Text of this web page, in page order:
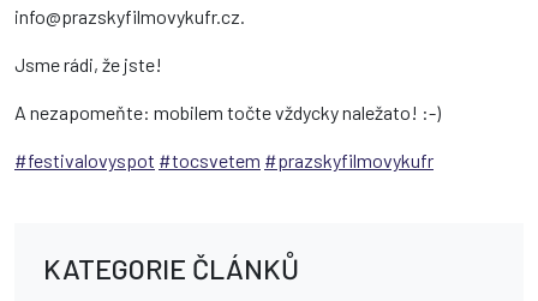
info@prazskyfilmovykufr.cz.
Jsme rádi, že jste!
A nezapomeňte: mobilem točte vždycky naležato! :-)
#festivalovyspot #tocsvetem #prazskyfilmovykufr
KATEGORIE ČLÁNKŮ